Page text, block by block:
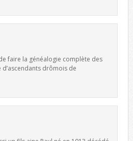
faire la généalogie complète des
drômois de